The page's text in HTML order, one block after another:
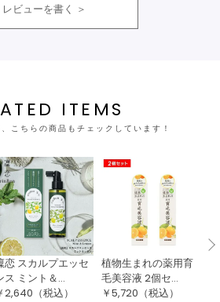
レビューを書く
ITEMS
こちらの商品もチェックしています！
恋 スカルプエッセ
ス ミント＆...
2,640 （税込）
植物生まれの薬用育
毛美容液 2個セ...
￥5,720 （税込）